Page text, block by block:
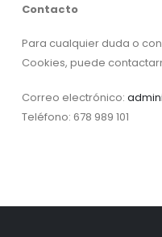
Contacto
Para cualquier duda o
Cookies, puede
Correo electrónico:
Teléfono: 678 989 101